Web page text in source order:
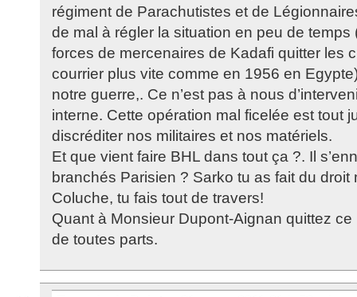
régiment de Parachutistes et de
de mal à régler la situation en peu de temps
forces de mercenaires de Kadafi quitter les
courrier plus vite comme en 1956 en
notre guerre,. Ce n’est pas à nous
interne. Cette opération mal ficelée est tout
discréditer nos militaires et nos matériels.
Et que vient faire BHL dans tout ça ?. Il
branchés Parisien ? Sarko tu as fait du droit
Coluche, tu fais tout de travers!
Quant à Monsieur Dupont-Aignan quittez ce
de toutes parts.